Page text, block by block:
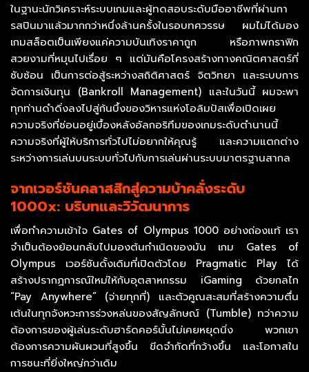
ในฐานะนักวิเคราะห์ระบบเกมและผู้ทดสอบระดับมืออาชีพที่ผ่านกา
รสปินมาแล้วมากกว่าหนึ่งล้านครั้งในรอบทศวรรษ ผมไม่ได้มอง
เกมสล็อตเป็นเพียงแค่ความบันเทิงราคาถูก หรือภาพกราฟิก
สวยงามที่หมุนไปเรื่อย ๆ แต่มันคือโครงสร้างทางคณิตศาสตร์ที่
ซับซ้อน เป็นการต่อสู้ระหว่างสถิติศาสตร์ จิตวิทยา และระบบการ
จัดการเงินทุน (Bankroll Management) และในวันนี้ ผมจะพา
ทุกท่านดำดิ่งลงไปสู่ก้นบึ้งของวิหารแห่งโอลิมปัสเพื่อเปิดเผย
ความจริงที่ซ่อนอยู่เบื้องหลังอัลกอริทึมของเกมระดับตำนานนี้
ความจริงที่ผู้ให้บริการทั่วไปไม่อยากให้คุณรู้ และความแตกต่าง
ระหว่างการเล่นบนระบบทั่วไปกับการเล่นผ่านระบบมาตรฐานสากล
จากเวอร์ชันคลาสสิกสู่ความบ้าคลั่งระดับ
1000x: บริบทและวิวัฒนาการ
เพื่อทำความเข้าใจ Gates of Olympus 1000 อย่างถ่องแท้ เรา
จำเป็นต้องย้อนกลับไปมองต้นกำเนิดของมัน เกม Gates of
Olympus เวอร์ชันดั้งเดิมที่เปิดตัวโดย Pragmatic Play ได้
สร้างปรากฏการณ์ใหม่ให้กับอุตสาหกรรม iGaming ด้วยกลไก
“Pay Anywhere” (จ่ายทุกที่) และตัวคูณสะสมที่สร้างความตื่น
เต้นในทุกจังหวะการร่วงหล่นของสัญลักษณ์ (Tumble) ทว่าความ
ต้องการของผู้เล่นระดับฮาร์ดคอร์นั้นไม่เคยหยุดนิ่ง พวกเขา
ต้องการความผันผวนที่สูงขึ้น ขีดจำกัดที่กว้างขึ้น และโอกาสใน
การชนะที่ยิ่งใหญ่กว่าเดิม